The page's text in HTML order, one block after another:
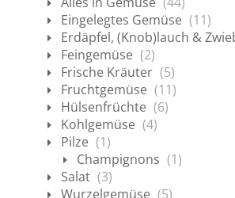
Eingelegtes Gemüse (11)
Erdäpfel, (Knob)lauch &
Feingemüse (2)
Frische Kräuter (5)
Fruchtgemüse (11)
Hülsenfrüchte (6)
Kohlgemüse (4)
Pilze (1)
Champignons (1)
Salat (3)
Wurzelgemüse (5)